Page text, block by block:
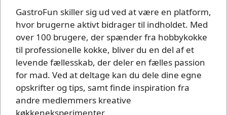
GastroFun skiller sig ud ved at være en platform,
hvor brugerne aktivt bidrager til indholdet. Med
over 100 brugere, der spænder fra hobbykokke
til professionelle kokke, bliver du en del af et
levende fællesskab, der deler en fælles passion
for mad. Ved at deltage kan du dele dine egne
opskrifter og tips, samt finde inspiration fra
andre medlemmers kreative
køkkeneksperimenter.